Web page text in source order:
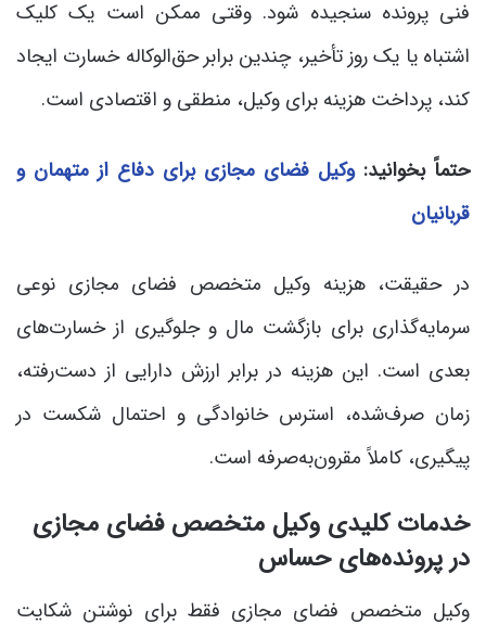
فنی پرونده سنجیده شود. وقتی ممکن است یک کلیک
اشتباه یا یک روز تأخیر، چندین برابر حق‌الوکاله خسارت ایجاد
کند، پرداخت هزینه برای وکیل، منطقی و اقتصادی است.
حتماً بخوانید:وکیل فضای مجازی برای دفاع از متهمان و
قربانیان
در حقیقت، هزینه وکیل متخصص فضای مجازی نوعی
سرمایه‌گذاری برای بازگشت مال و جلوگیری از خسارت‌های
بعدی است. این هزینه در برابر ارزش دارایی از دست‌رفته،
زمان صرف‌شده، استرس خانوادگی و احتمال شکست در
پیگیری، کاملاً مقرون‌به‌صرفه است.
خدمات کلیدی وکیل متخصص فضای مجازی
در پرونده‌های حساس
وکیل متخصص فضای مجازی فقط برای نوشتن شکایت